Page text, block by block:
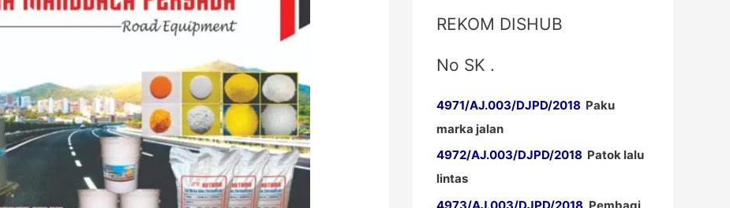
REKOM DISHUB
No SK .
4971/AJ.003/DJPD/2018 Paku
marka jalan
4972/AJ.003/DJPD/2018 Patok lalu
lintas